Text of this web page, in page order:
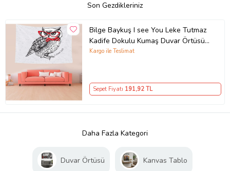
Son Gezdikleriniz
Bilge Baykuş I see You Leke Tutmaz
Kadife Dokulu Kumaş Duvar Örtüsü
Duvar Halısı Tapestry (Gri)
Kargo ile Teslimat
Sepet Fiyatı 191,92 TL
Daha Fazla Kategori
Duvar Örtüsü Kanvas Tablo